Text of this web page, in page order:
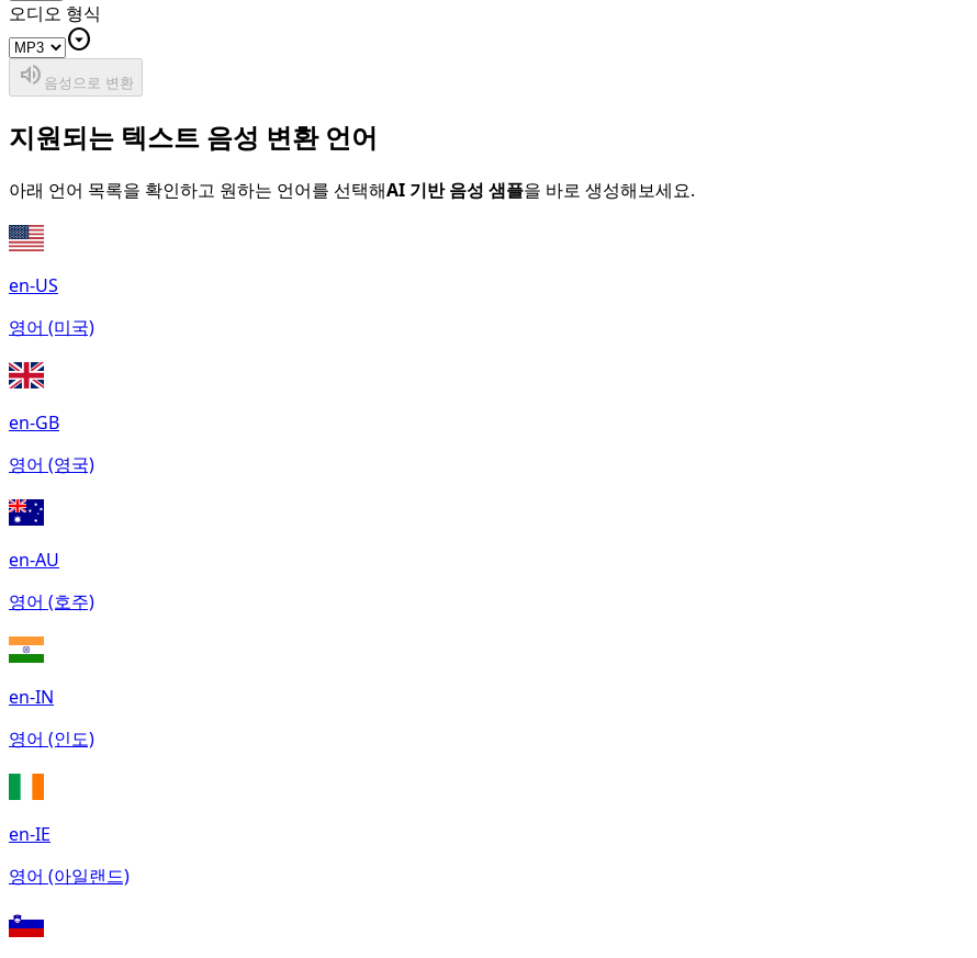
오디오 형식
arrow_drop_down_circle
volume_up 음성으로 변환
지원되는 텍스트 음성 변환 언어
아래 언어 목록을 확인하고 원하는 언어를 선택해AI 기반 음성 샘플을 바로 생성해보세요.
en-US
영어 (미국)
en-GB
영어 (영국)
en-AU
영어 (호주)
en-IN
영어 (인도)
en-IE
영어 (아일랜드)